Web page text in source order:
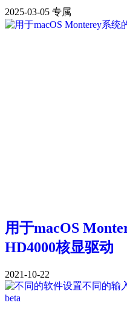
2025-03-05 专属
用于macOS
HD4000核显驱动
2021-10-22